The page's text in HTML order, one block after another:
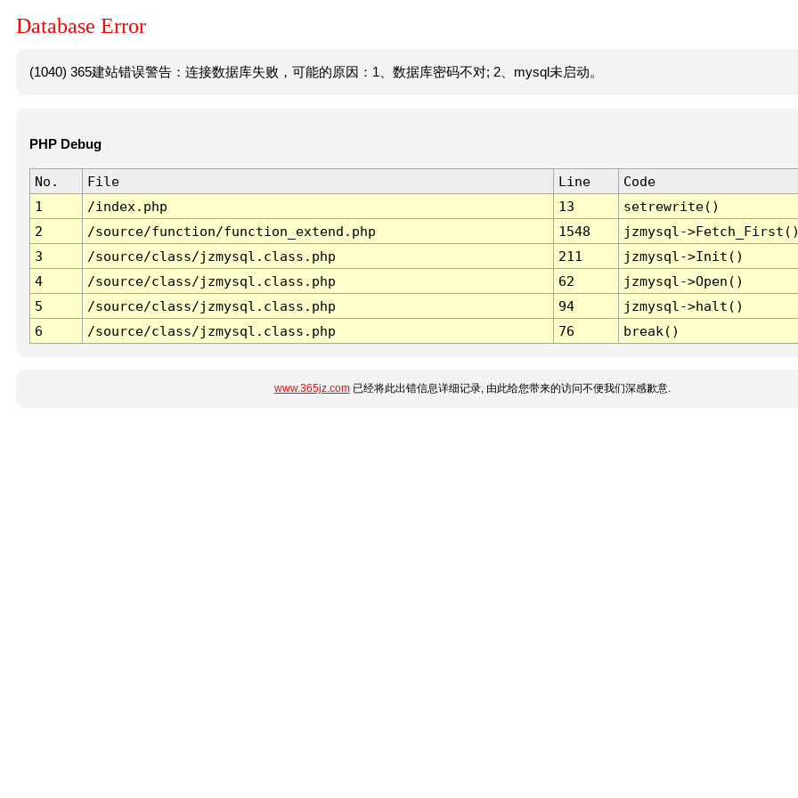
Database Error
(1040) 365建站错误警告：连接数据库失败，可能的原因：1、数据库密码不对; 2、mysql未启动。
PHP Debug
No. File Line
Code
1
/index.php 13
setrewrite()
2
/source/function/function_extend.php 1548
jzmysql-
3
/source/class/jzmysql.class.php 211
jzmysql->Init()
4
/source/class/jzmysql.class.php 62
jzmysql->Open()
5
/source/class/jzmysql.class.php 94
jzmysql->halt()
6
/source/class/jzmysql.class.php 76 break()
www.365jz.com已经将此出错信息详细记录, 由此给您带来的访问不便我们深感歉意.